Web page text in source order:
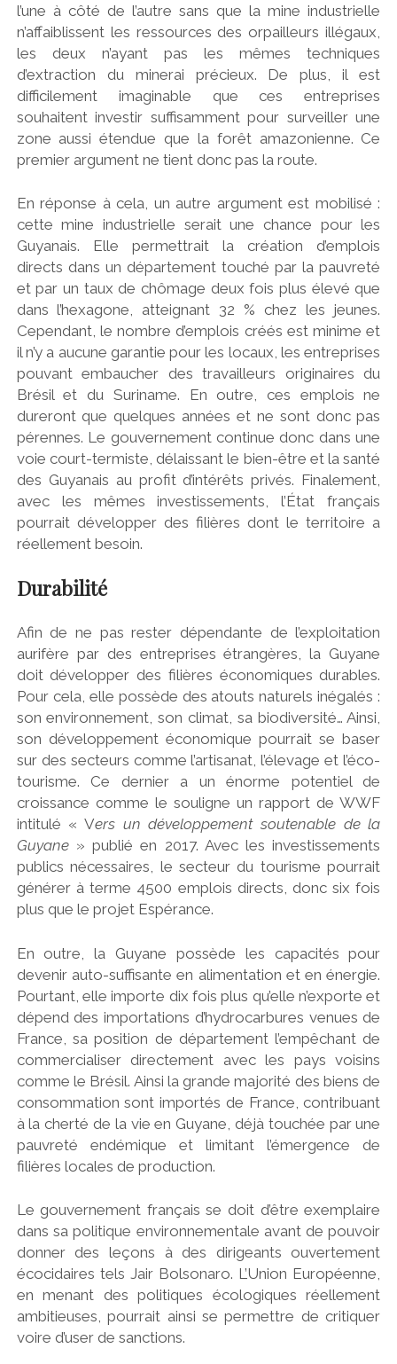
l’une à côté de l’autre sans que la mine industrielle
n’affaiblissent les ressources des orpailleurs illégaux,
les deux n’ayant pas les mêmes techniques
d’extraction du minerai précieux. De plus, il est
difficilement imaginable que ces entreprises
souhaitent investir suffisamment pour surveiller une
zone aussi étendue que la forêt amazonienne. Ce
premier argument ne tient donc pas la route.
En réponse à cela, un autre argument est mobilisé :
cette mine industrielle serait une chance pour les
Guyanais. Elle permettrait la création d’emplois
directs dans un département touché par la pauvreté
et par un taux de chômage deux fois plus élevé que
dans l’hexagone, atteignant 32 % chez les jeunes.
Cependant, le nombre d’emplois créés est minime et
il n’y a aucune garantie pour les locaux, les entreprises
pouvant embaucher des travailleurs originaires du
Brésil et du Suriname. En outre, ces emplois ne
dureront que quelques années et ne sont donc pas
pérennes. Le gouvernement continue donc dans une
voie court-termiste, délaissant le bien-être et la santé
des Guyanais au profit d’intérêts privés. Finalement,
avec les mêmes investissements, l’État français
pourrait développer des filières dont le territoire a
réellement besoin.
Durabilité
Afin de ne pas rester dépendante de l’exploitation
aurifère par des entreprises étrangères, la Guyane
doit développer des filières économiques durables.
Pour cela, elle possède des atouts naturels inégalés :
son environnement, son climat, sa biodiversité… Ainsi,
son développement économique pourrait se baser
sur des secteurs comme l’artisanat, l’élevage et l’éco-
tourisme. Ce dernier a un énorme potentiel de
croissance comme le souligne un rapport de WWF
intitulé « Vers un développement soutenable de la
Guyane» publié en 2017. Avec les investissements
publics nécessaires, le secteur du tourisme pourrait
générer à terme 4500 emplois directs, donc six fois
plus que le projet Espérance.
En outre, la Guyane possède les capacités pour
devenir auto-suffisante en alimentation et en énergie.
Pourtant, elle importe dix fois plus qu’elle n’exporte et
dépend des importations d’hydrocarbures venues de
France, sa position de département l’empêchant de
commercialiser directement avec les pays voisins
comme le Brésil. Ainsi la grande majorité des biens de
consommation sont importés de France, contribuant
à la cherté de la vie en Guyane, déjà touchée par une
pauvreté endémique et limitant l’émergence de
filières locales de production.
Le gouvernement français se doit d’être exemplaire
dans sa politique environnementale avant de pouvoir
donner des leçons à des dirigeants ouvertement
écocidaires tels Jair Bolsonaro. L’Union Européenne,
en menant des politiques écologiques réellement
ambitieuses, pourrait ainsi se permettre de critiquer
voire d’user de sanctions.